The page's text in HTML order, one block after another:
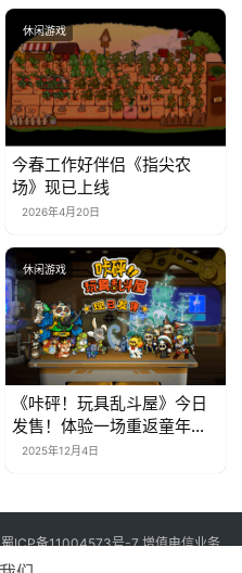
休闲游戏
今春工作好伴侣《指尖农
场》现已上线
2026年4月20日
休闲游戏
《咔砰！玩具乱斗屋》今日
发售！体验一场重返童年的
魔法！
2025年12月4日
蜀ICP备11004573号-7增值电信业务
20170060号